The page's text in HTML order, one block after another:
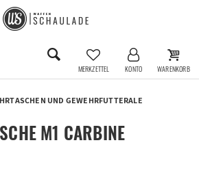
MERKZETTEL KONTO WARENKORB
UND GEWEHRFUTTERALE
M1 CARBINE